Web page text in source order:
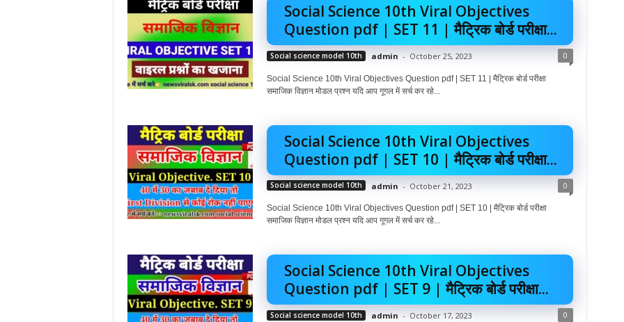
Social Science 10th Viral Objectives
Question pdf | SET 11 | मैट्रिक बोर्ड परीक्षा...
Social science model 10th admin - October 25, 2023 0
Social Science 10th Viral Objectives Question pdf | SET 11 | मैट्रिक बोर्ड परीक्षा
समाजिक विज्ञान मोडल प्रश्न यदि आप गूगल में सर्च कर रहे...
Social Science 10th Viral Objectives
Question pdf | SET 10 | मैट्रिक बोर्ड परीक्षा...
Social science model 10th admin - October 21, 2023 0
Social Science 10th Viral Objectives Question pdf | SET 10 | मैट्रिक बोर्ड परीक्षा
समाजिक विज्ञान मोडल प्रश्न यदि आप गूगल में सर्च कर रहे...
Social Science 10th Viral Objectives
Question pdf | SET 9 | मैट्रिक बोर्ड परीक्षा...
Social science model 10th admin - October 17, 2023 0